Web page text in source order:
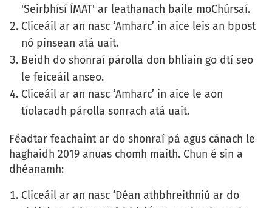
'Seirbhísí ÍMAT' ar leathanach baile moChúrsaí.
Cliceáil ar an nasc ‘Amharc’ in aice leis an bpost
nó pinsean atá uait.
Beidh do shonraí párolla don bhliain go dtí seo
le feiceáil anseo.
Cliceáil ar an nasc ‘Amharc’ in aice le aon
tíolacadh párolla sonrach atá uait.
Féadtar feachaint ar do shonraí pá agus cánach le
haghaidh 2019 anuas chomh maith. Chun é sin a
dhéanamh:
Cliceáil ar an nasc ‘Déan athbhreithniú ar do